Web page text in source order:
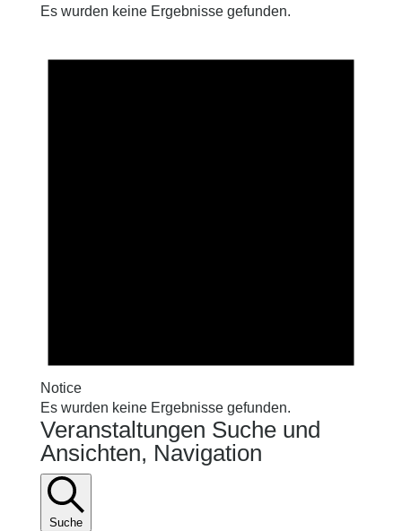
Es wurden keine Ergebnisse gefunden.
Notice
Es wurden keine Ergebnisse gefunden.
Veranstaltungen Suche und
Ansichten, Navigation
Suche